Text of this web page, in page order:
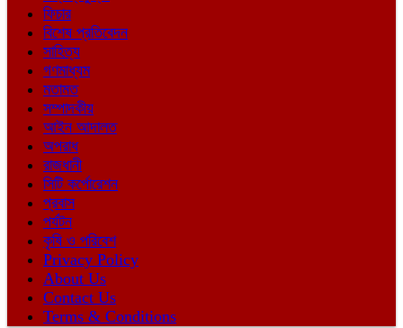
ফিচার
বিশেষ প্রতিবেদন
সাহিত্য
গণমাধ্যম
মতামত
সম্পাদকীয়
আইন আদালত
অপরাধ
রাজধানী
সিটি কর্পোরেশন
প্রবাস
পর্যটন
কৃষি ও পরিবেশ
Privacy Policy
About Us
Contact Us
Terms & Conditions